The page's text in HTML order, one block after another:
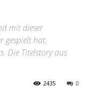
mit dieser
gespielt hat,
Die Titelstory aus
0
2435